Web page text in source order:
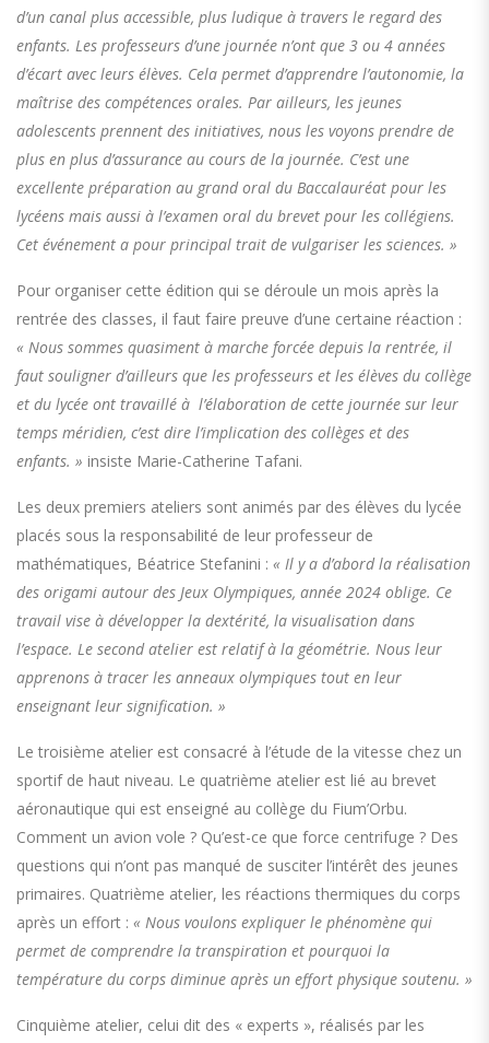
d’un canal plus accessible, plus ludique à travers le regard des
enfants. Les professeurs d’une journée n’ont que 3 ou 4 années
d’écart avec leurs élèves. Cela permet d’apprendre l’autonomie, la
maîtrise des compétences orales. Par ailleurs, les jeunes
adolescents prennent des initiatives, nous les voyons prendre de
plus en plus d’assurance au cours de la journée. C’est une
excellente préparation au grand oral du Baccalauréat pour les
lycéens mais aussi à l’examen oral du brevet pour les collégiens.
Cet événement a pour principal trait de vulgariser les sciences. »
Pour organiser cette édition qui se déroule un mois après la
rentrée des classes, il faut faire preuve d’une certaine réaction :
« Nous sommes quasiment à marche forcée depuis la rentrée, il
faut souligner d’ailleurs que les professeurs et les élèves du collège
et du lycée ont travaillé à l’élaboration de cette journée sur leur
temps méridien, c’est dire l’implication des collèges et des
enfants. » insiste Marie-Catherine Tafani.
Les deux premiers ateliers sont animés par des élèves du lycée
placés sous la responsabilité de leur professeur de
mathématiques, Béatrice Stefanini : « Il y a d’abord la réalisation
des origami autour des Jeux Olympiques, année 2024 oblige. Ce
travail vise à développer la dextérité, la visualisation dans
l’espace. Le second atelier est relatif à la géométrie. Nous leur
apprenons à tracer les anneaux olympiques tout en leur
enseignant leur signification. »
Le troisième atelier est consacré à l’étude de la vitesse chez un
sportif de haut niveau. Le quatrième atelier est lié au brevet
aéronautique qui est enseigné au collège du Fium’Orbu.
Comment un avion vole ? Qu’est-ce que force centrifuge ? Des
questions qui n’ont pas manqué de susciter l’intérêt des jeunes
primaires. Quatrième atelier, les réactions thermiques du corps
après un effort : « Nous voulons expliquer le phénomène qui
permet de comprendre la transpiration et pourquoi la
température du corps diminue après un effort physique soutenu. »
Cinquième atelier, celui dit des « experts », réalisés par les